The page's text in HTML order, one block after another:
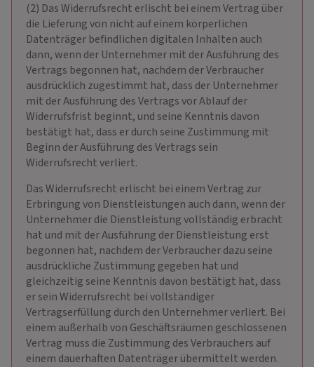
(2) Das Widerrufsrecht erlischt bei einem Vertrag über
die Lieferung von nicht auf einem körperlichen
Datenträger befindlichen digitalen Inhalten auch
dann, wenn der Unternehmer mit der Ausführung des
Vertrags begonnen hat, nachdem der Verbraucher
ausdrücklich zugestimmt hat, dass der Unternehmer
mit der Ausführung des Vertrags vor Ablauf der
Widerrufsfrist beginnt, und seine Kenntnis davon
bestätigt hat, dass er durch seine Zustimmung mit
Beginn der Ausführung des Vertrags sein
Widerrufsrecht verliert.
Das Widerrufsrecht erlischt bei einem Vertrag zur
Erbringung von Dienstleistungen auch dann, wenn der
Unternehmer die Dienstleistung vollständig erbracht
hat und mit der Ausführung der Dienstleistung erst
begonnen hat, nachdem der Verbraucher dazu seine
ausdrückliche Zustimmung gegeben hat und
gleichzeitig seine Kenntnis davon bestätigt hat, dass
er sein Widerrufsrecht bei vollständiger
Vertragserfüllung durch den Unternehmer verliert. Bei
einem außerhalb von Geschäftsräumen geschlossenen
Vertrag muss die Zustimmung des Verbrauchers auf
einem dauerhaften Datenträger übermittelt werden.